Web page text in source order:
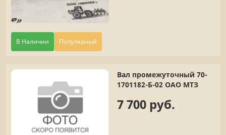
В Наличии Популярный
Вал промежуточный 70-
1701182-Б-02 ОАО МТЗ
7 700 руб.